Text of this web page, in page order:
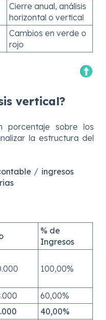
Cierre anual, análisis
horizontal o vertical
Cambios en verde o
rojo
vertical?
porcentaje sobre los
la estructura del
/ ingresos
% de
Ingresos
100,00%
60,00%
40,00%